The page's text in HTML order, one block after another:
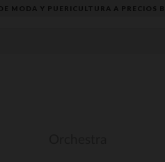
MODA Y PUERICULTURA A PRECIOS